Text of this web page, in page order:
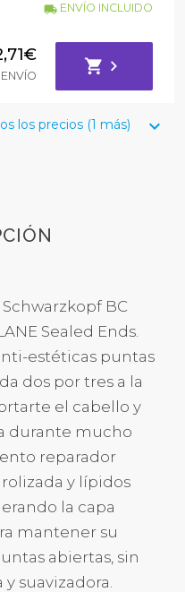
local_shippingENVÍO INCLUIDO
shopping_cart chevron_right
keyboard_arrow_down
los precios (1 más)
BC
Sealed Ends.
estéticas puntas
dos por tres a la
el cabello y
durante mucho
reparador
y lípidos
la capa
mantener su
abiertas, sin
suavizadora.